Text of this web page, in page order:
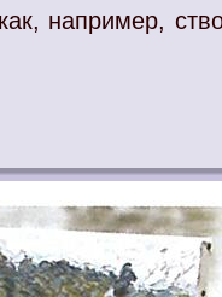
например,